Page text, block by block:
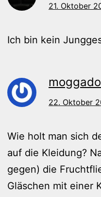
21. Oktober
Ich bin kein
22. Oktober
Wie holt man sich
auf die Kleidung?
gegen) die
Gläschen mit einer